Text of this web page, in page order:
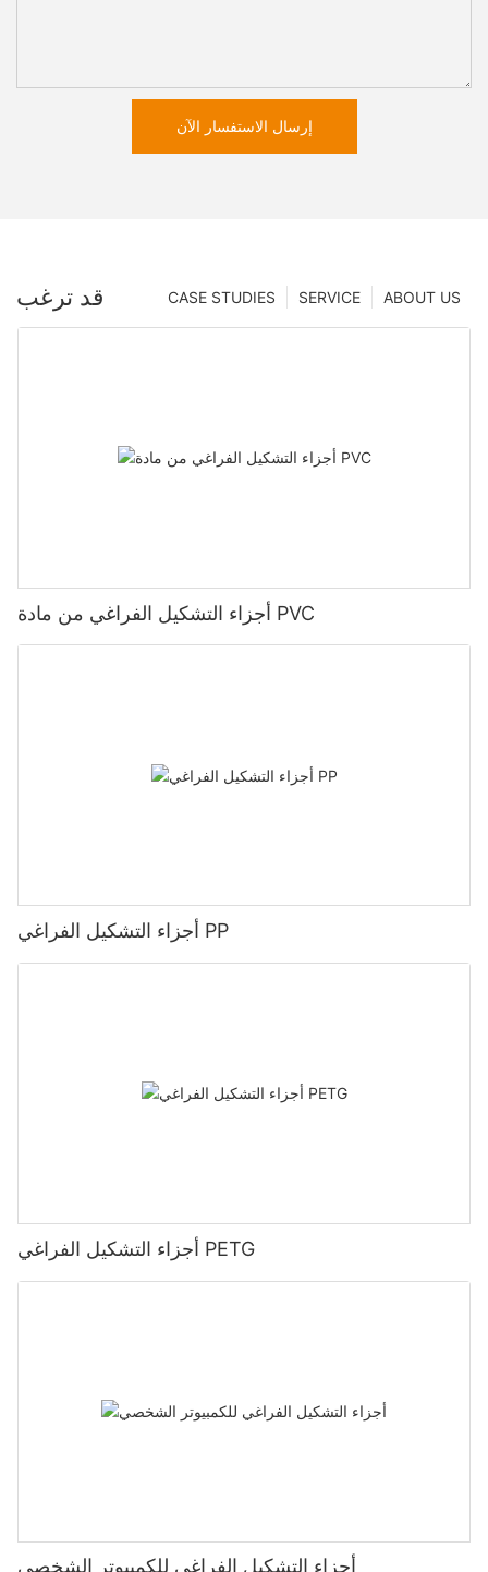
إرسال الاستفسار الآن
قد ترغب ABOUT US
SERVICE
CASE STUDIES
أجزاء التشكيل الفراغي من مادة PVC
أجزاء التشكيل الفراغي PP
أجزاء التشكيل الفراغي PETG
أجزاء التشكيل الفراغي للكمبيوتر الشخصي